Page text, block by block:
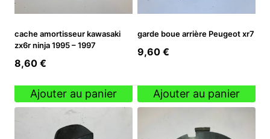
cache amortisseur kawasaki
zx6r ninja 1995 – 1997
8,60 €
Ajouter au panier
garde boue arrière Peugeot xr7
9,60 €
Ajouter au panier